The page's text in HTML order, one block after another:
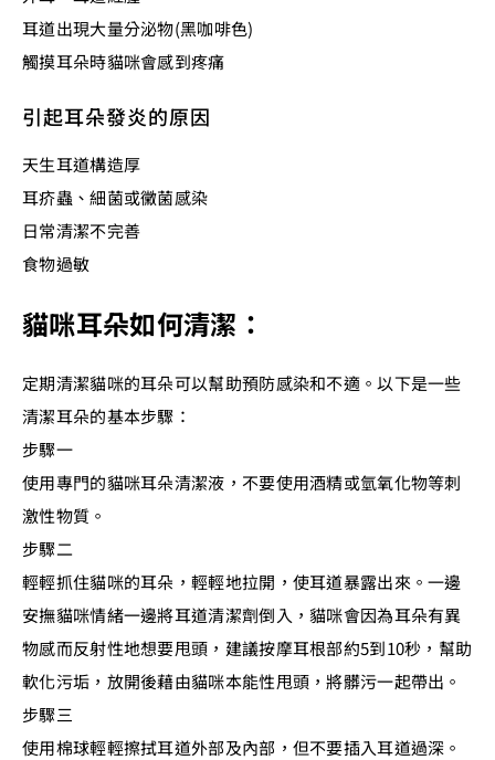
耳道出現大量分泌物(黑咖啡色)
觸摸耳朵時貓咪會感到疼痛
引起耳朵發炎的原因
天生耳道構造厚
耳疥蟲、細菌或黴菌感染
日常清潔不完善
食物過敏
貓咪耳朵如何清潔：
定期清潔貓咪的耳朵可以幫助預防感染和不適。以下是一些
清潔耳朵的基本步驟：
步驟一
使用專門的貓咪耳朵清潔液，不要使用酒精或氫氧化物等刺
激性物質。
步驟二
輕輕抓住貓咪的耳朵，輕輕地拉開，使耳道暴露出來。一邊
安撫貓咪情緒一邊將耳道清潔劑倒入，貓咪會因為耳朵有異
物感而反射性地想要甩頭，建議按摩耳根部約5到10秒，幫助
軟化污垢，放開後藉由貓咪本能性甩頭，將髒污一起帶出。
步驟三
使用棉球輕輕擦拭耳道外部及內部，但不要插入耳道過深。